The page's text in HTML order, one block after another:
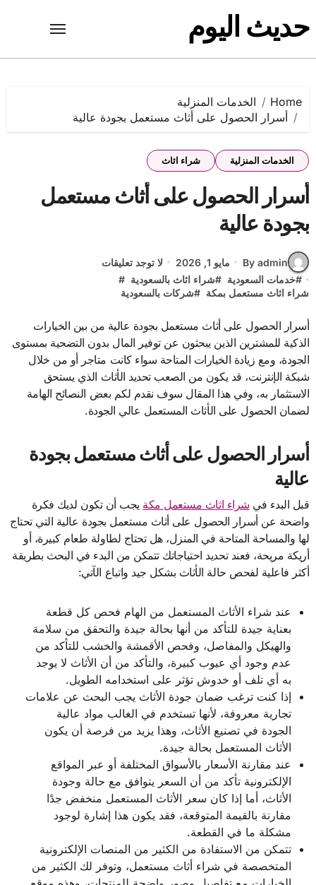
to
content
حديث اليوم
Home
الخدمات المنزلية
أسرار الحصول على أثاث مستعمل بجودة عالية
الخدمات المنزلية شراء اثاث
أسرار الحصول على أثاث مستعمل
بجودة عالية
By admin مايو 1, 2026
لا توجد تعليقات
#خدمات السعودية #شراء اثاث بالسعودية #
شراء اثاث مستعمل بمكة #شركات بالسعودية
أسرار الحصول على أثاث مستعمل بجودة عالية من بين الخيارات
الذكية للمشترين الذين يبحثون عن توفير المال بدون التضحية بمستوى
الجودة، ومع زيادة الخيارات المتاحة سواء كانت متاجر أو من خلال
شبكة الإنترنت، قد يكون من الصعب تحديد الأثاث الذي يستحق
الاستثمار به، وفي هذا المقال سوف نقدم لكم بعض النصائح الهامة
لضمان الحصول على الأثاث المستعمل عالي الجودة.
أسرار الحصول على أثاث مستعمل بجودة
عالية
قبل البدء في شراء اثاث مستعمل مكة يجب أن تكون لديك فكرة
واضحة عن أسرار الحصول على أثاث مستعمل بجودة عالية التي تحتاج
لها والمساحة المتاحة في المنزل، هل تحتاج لطاولة طعام كبيرة، أو
أريكة مريحة، فعند تحديد احتياجاتك تتمكن من البدء في البحث بطريقة
أكثر فاعلية لفحص حالة الأثاث بشكل جيد واتباع الآتي:
عند شراء الأثاث المستعمل من الهام فحص كل قطعة
بعناية جيدة للتأكد من أنها بحالة جيدة والتحقق من سلامة
والهيكل والمفاصل، وفحص الأقمشة والخشب للتأكد من
عدم وجود أي عيوب كبيرة، والتأكد من أن الأثاث لا يوجد
به أي تلف أو خدوش تؤثر على استخدامه الطويل.
إذا كنت ترغب ضمان جودة الأثاث يجب البحث عن علامات
تجارية معروفة، لأنها تستخدم في الغالب مواد عالية
الجودة في تصنيع الأثاث، وهذا يزيد من فرصة أن يكون
الأثاث المستعمل بحالة جيدة.
عند مقارنة الأسعار بالأسواق المختلفة أو عبر المواقع
الإلكترونية تأكد من أن السعر يتوافق مع حالة وجودة
الأثاث، أما إذا كان سعر الأثاث المستعمل منخفض جدًا
مقارنة بالقيمة المتوقعة، فقد يكون هذا إشارة لوجود
مشكلة ما في القطعة.
تتمكن من الاستفادة من الكثير من المنصات الإلكترونية
المتخصصة في شراء أثاث مستعمل، وتوفر لك الكثير من